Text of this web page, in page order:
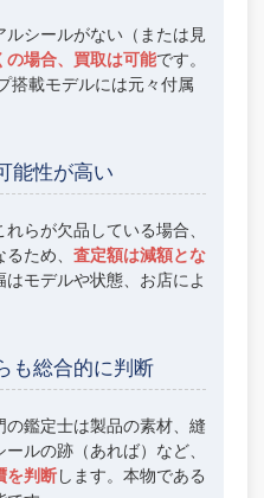
シールがない（または見
の場合、買取は可能です。
搭載モデルには元々付属
能性が高い
らが欠品している場合、
ため、 査定額は減額とな
はモデルや状態、お店によ
も総合的に判断
鑑定士は製品の素材、縫
ルの跡（あれば）など、
を判断します。本物である